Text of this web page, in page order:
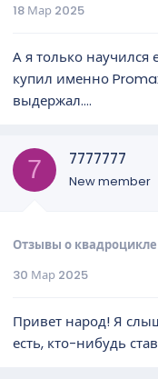
18 Мар 2025
А я только научился
купил именно
выдержал....
7 7777777
New member
Отзывы о
30 Мар 2025
Привет народ! Я
есть, кто-нибудь